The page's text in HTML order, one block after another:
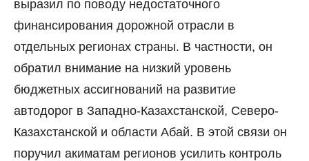
выразил по поводу недостаточного
финансирования дорожной отрасли в
отдельных регионах страны. В частности, он
обратил внимание на низкий уровень
бюджетных ассигнований на развитие
автодорог в Западно-Казахстанской, Северо-
Казахстанской и области Абай. В этой связи он
поручил акиматам регионов усилить контроль